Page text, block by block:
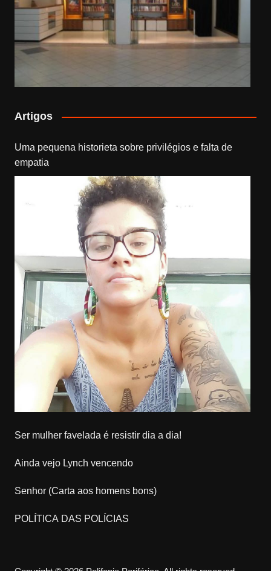
Artigos
Uma pequena historieta sobre privilégios e falta de
empatia
Ser mulher favelada é resistir dia a dia!
Ainda vejo Lynch vencendo
Senhor (Carta aos homens bons)
POLÍTICA DAS POLÍCIAS